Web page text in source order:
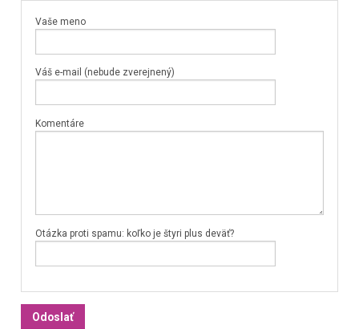
Vaše meno
Váš e-mail (nebude zverejnený)
Komentáre
Otázka proti spamu: koľko je štyri plus deväť?